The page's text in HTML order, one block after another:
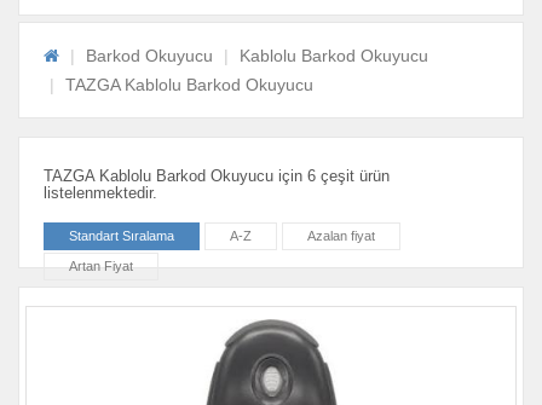
Barkod Okuyucu
Kablolu Barkod Okuyucu
TAZGA Kablolu Barkod Okuyucu
TAZGA Kablolu Barkod Okuyucu için 6 çeşit ürün
listelenmektedir.
Standart Sıralama A-Z Azalan fiyat
Artan Fiyat